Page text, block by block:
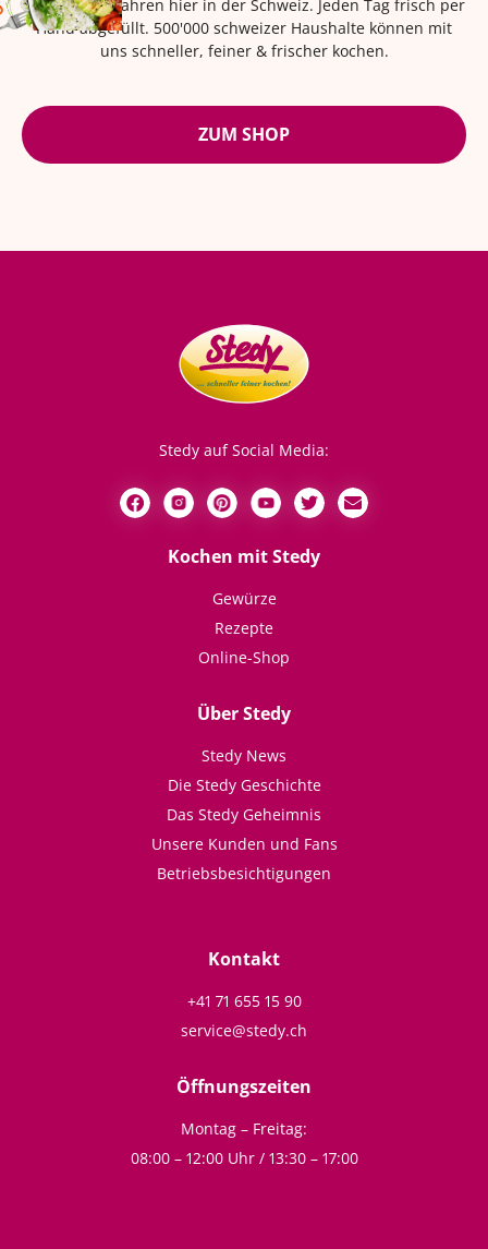
Seit über 42 Jahren hier in der Schweiz. Jeden Tag frisch per
Hand abgefüllt. 500'000 schweizer Haushalte können mit
uns schneller, feiner & frischer kochen.
ZUM SHOP
Stedy auf Social Media:
Kochen mit Stedy
Gewürze
Rezepte
Online-Shop
Über Stedy
Stedy News
Die Stedy Geschichte
Das Stedy Geheimnis
Unsere Kunden und Fans
Betriebsbesichtigungen
Kontakt
+41 71 655 15 90
service@stedy.ch
Öffnungszeiten
Montag – Freitag:
08:00 – 12:00 Uhr / 13:30 – 17:00